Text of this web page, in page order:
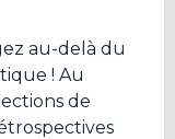
au-delà du
! Au
de